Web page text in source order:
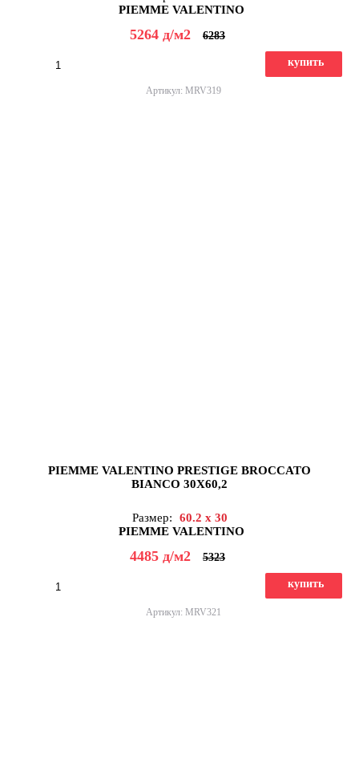
PIEMME VALENTINO
5264 д/м2 6283
купить
Артикул: MRV319
PIEMME VALENTINO PRESTIGE BROCCATO
BIANCO 30X60,2
Размер:
60.2 x 30
PIEMME VALENTINO
4485 д/м2 5323
купить
Артикул: MRV321